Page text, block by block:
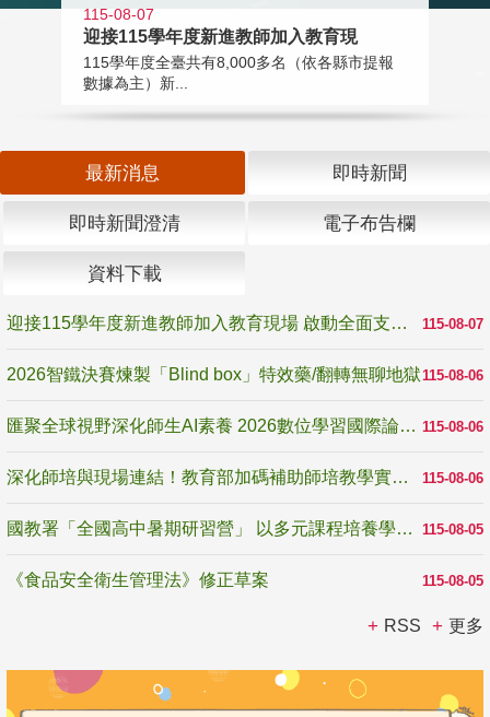
115-08-07
迎接115學年度新進教師加入教育現
115學年度全臺共有8,000多名（依各縣市提報
數據為主）新...
最新消息 即時新聞
即時新聞澄清 電子布告欄
資料下載
115-08-07
迎接115學年度新進教師加入教育現場 啟動全面支持陪伴
115-08-06
2026智鐵決賽煉製「Blind box」特效藥/翻轉無聊地獄
115-08-06
匯聚全球視野深化師生AI素養 2026數位學習國際論壇高雄登場
115-08-06
深化師培與現場連結！教育部加碼補助師培教學實踐研究 10月師培國際研討會交流教學實踐經驗
115-08-05
國教署「全國高中暑期研習營」 以多元課程培養學生瞭解誠信專業與倫理價值
115-08-05
《食品安全衛生管理法》修正草案
RSS 更多